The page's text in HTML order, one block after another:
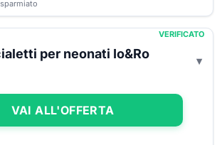
VERIFICATO
per neonati Io&Ro
VAI ALL'OFFERTA